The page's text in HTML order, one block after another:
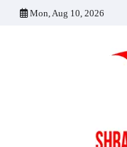
Mon, Aug 10, 2026